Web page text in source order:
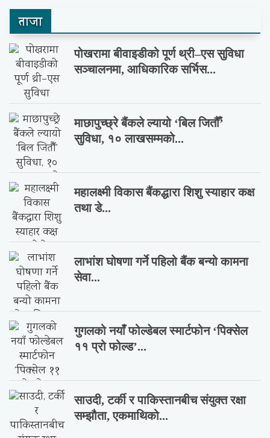
ताजा
पोखरामा बीवाइडीको पूर्ण थ्री–एस सुविधा
सञ्चालनमा, आधिकारिक सर्भिस...
माछापुच्छ्रे बैंकले ल्यायो ‘बिल जितौँ’
सुविधा, १० लाखसम्मको...
महालक्ष्मी विकास बैंकद्धारा शिशु स्याहार कक्ष
तथा डे...
लाभांश घोषणा गर्ने पहिलो बैंक बन्यो कामना
सेवा...
गुगलको नयाँ फोल्डेबल स्मार्टफोन ‘पिक्सेल
११ प्रो फोल्ड’...
साउदी, टर्की र पाकिस्तानबीच संयुक्त रक्षा
सम्झौता, एकमाथिको...